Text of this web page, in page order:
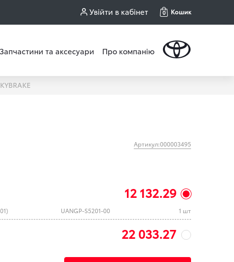
Увійти в кабінет 0 Кошик
Запчастини та аксесуари Про компанію
Артикул:000003495
12 132.29
UANGP-S5201-00 1 шт
22 033.27